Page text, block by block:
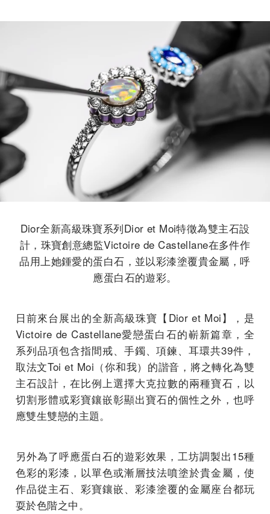
Dior全新高級珠寶系列Dior et Moi特徵為雙主石設
計，珠寶創意總監Victoire de Castellane在多件作
品用上她鍾愛的蛋白石，並以彩漆塗覆貴金屬，呼
應蛋白石的遊彩。
日前來台展出的全新高級珠寶【Dior et Moi】，是
Victoire de Castellane愛戀蛋白石的嶄新篇章，全
系列品項包含指間戒、手鐲、項鍊、耳環共39件，
取法文Toi et Moi（你和我）的諧音，將之轉化為雙
主石設計，在比例上選擇大克拉數的兩種寶石，以
切割形體或彩寶鑲嵌彰顯出寶石的個性之外，也呼
應雙生雙戀的主題。
另外為了呼應蛋白石的遊彩效果，工坊調製出15種
色彩的彩漆，以單色或漸層技法噴塗於貴金屬，使
作品從主石、彩寶鑲嵌、彩漆塗覆的金屬座台都玩
耍於色階之中。